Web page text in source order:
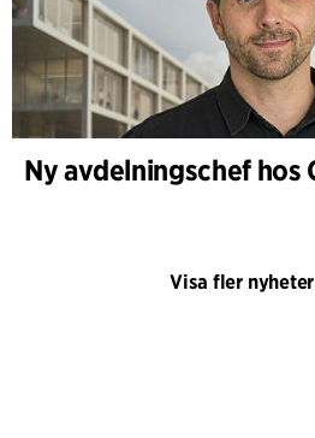
Visa fler nyheter